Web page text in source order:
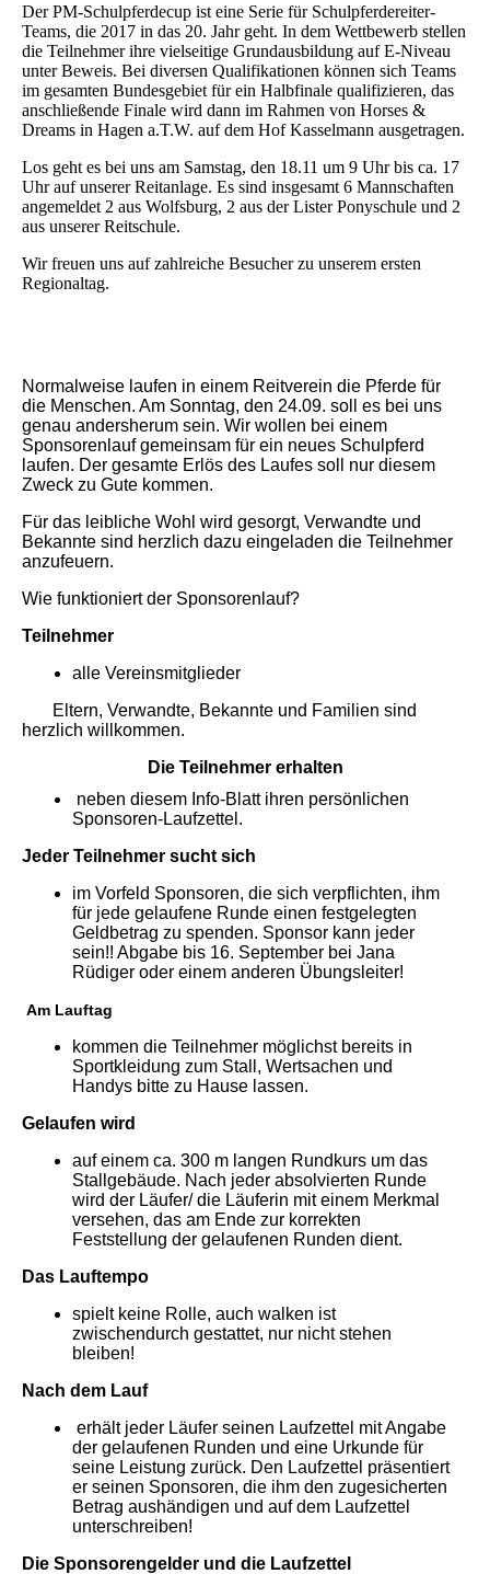
Der PM-Schulpferdecup ist eine Serie für Schulpferdereiter-
Teams, die 2017 in das 20. Jahr geht. In dem Wettbewerb stellen
die Teilnehmer ihre vielseitige Grundausbildung auf E-Niveau
unter Beweis. Bei diversen Qualifikationen können sich Teams
im gesamten Bundesgebiet für ein Halbfinale qualifizieren, das
anschließende Finale wird dann im Rahmen von Horses &
Dreams in Hagen a.T.W. auf dem Hof Kasselmann ausgetragen.
Los geht es bei uns am Samstag, den 18.11 um 9 Uhr bis ca. 17
Uhr auf unserer Reitanlage. Es sind insgesamt 6 Mannschaften
angemeldet 2 aus Wolfsburg, 2 aus der Lister Ponyschule und 2
aus unserer Reitschule.
Wir freuen uns auf zahlreiche Besucher zu unserem ersten
Regionaltag.
Normalweise laufen in einem Reitverein die Pferde für
die Menschen. Am Sonntag, den 24.09. soll es bei uns
genau andersherum sein. Wir wollen bei einem
Sponsorenlauf gemeinsam für ein neues Schulpferd
laufen. Der gesamte Erlös des Laufes soll nur diesem
Zweck zu Gute kommen.
Für das leibliche Wohl wird gesorgt, Verwandte und
Bekannte sind herzlich dazu eingeladen die Teilnehmer
anzufeuern.
Wie funktioniert der Sponsorenlauf?
Teilnehmer
alle Vereinsmitglieder
Eltern, Verwandte, Bekannte und Familien sind
herzlich willkommen.
Die Teilnehmer erhalten
neben diesem Info-Blatt ihren persönlichen
Sponsoren-Laufzettel.
Jeder Teilnehmer sucht sich
im Vorfeld Sponsoren, die sich verpflichten, ihm
für jede gelaufene Runde einen festgelegten
Geldbetrag zu spenden. Sponsor kann jeder
sein!! Abgabe bis 16. September bei Jana
Rüdiger oder einem anderen Übungsleiter!
Am Lauftag
kommen die Teilnehmer möglichst bereits in
Sportkleidung zum Stall, Wertsachen und
Handys bitte zu Hause lassen.
Gelaufen wird
auf einem ca. 300 m langen Rundkurs um das
Stallgebäude. Nach jeder absolvierten Runde
wird der Läufer/ die Läuferin mit einem Merkmal
versehen, das am Ende zur korrekten
Feststellung der gelaufenen Runden dient.
Das Lauftempo
spielt keine Rolle, auch walken ist
zwischendurch gestattet, nur nicht stehen
bleiben!
Nach dem Lauf
erhält jeder Läufer seinen Laufzettel mit Angabe
der gelaufenen Runden und eine Urkunde für
seine Leistung zurück. Den Laufzettel präsentiert
er seinen Sponsoren, die ihm den zugesicherten
Betrag aushändigen und auf dem Laufzettel
unterschreiben!
Die Sponsorengelder und die Laufzettel